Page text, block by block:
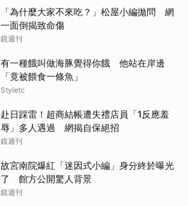
「為什麼大家不來吃？」松屋小編拋問 網
一面倒揭致命傷
鏡週刊
有一種餓叫做海豚覺得你餓 他站在岸邊
「竟被餵食一條魚」
Styletc
赴日踩雷！超商結帳遭失禮店員「1反應羞
辱」多人遇過 網揭自保絕招
鏡週刊
故宮南院爆紅「迷因式小編」身分終於曝光
了 館方公開驚人背景
鏡週刊